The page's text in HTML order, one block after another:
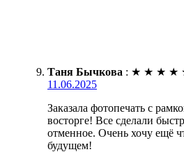
Таня Бычкова : ★ ★ ★ ★
11.06.2025
Заказала фотопечать с
восторге! Все сделали
отменное. Очень хочу ещё
будущем!